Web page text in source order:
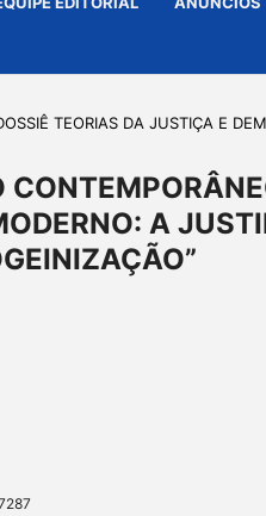
TEORIAS DA JUSTIÇA E
A